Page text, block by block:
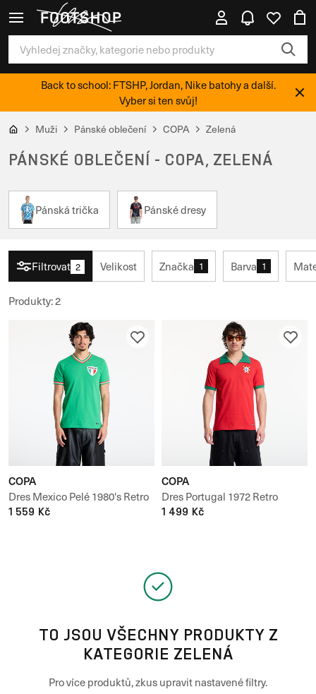
Back to school: FTSHP, Jordan, Nike batohy a další.
Vyber si ten svůj!
Muži Pánské oblečení COPA Zelená
PÁNSKÉ OBLEČENÍ - COPA, ZELENÁ
Pánská trička Pánské dresy
Filtrovat 2 Velikost Značka 1 Barva 1
Produkty:2
COPA
Dres Mexico Pelé 1980's Retro
Football Shirt UNISEX
1 559 Kč
COPA
Dres Portugal 1972 Retro
Football Shirt UNISEX
1 499 Kč
TO JSOU VŠECHNY PRODUKTY Z
KATEGORIE ZELENÁ
Pro více produktů, zkus upravit nastavené filtry.